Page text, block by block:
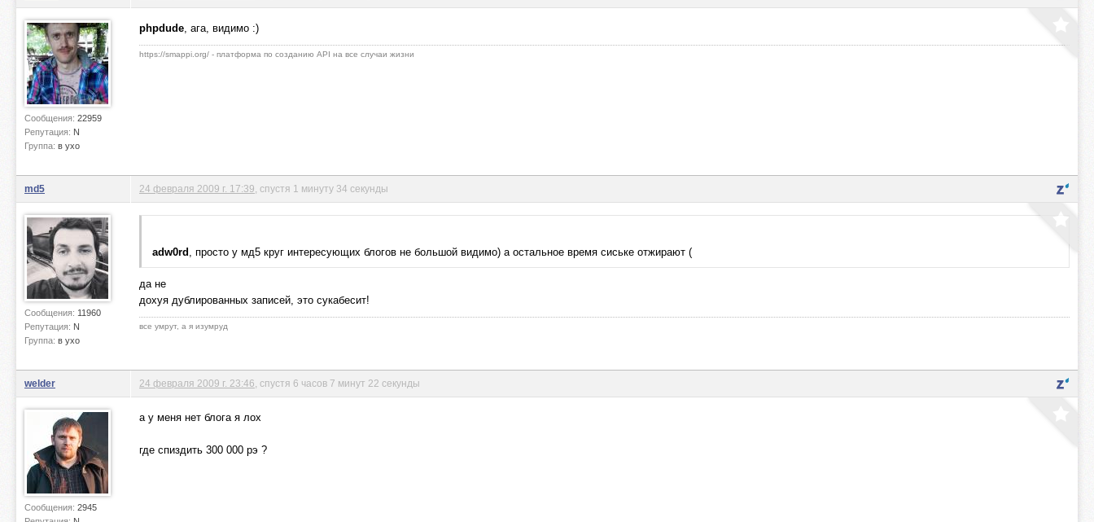
Сообщения: 22959
Репутация: N
Группа: в ухо
phpdude, ага, видимо :)
https://smappi.org/ - платформа по созданию API на все случаи жизни
md5
Сообщения: 11960
Репутация: N
Группа: в ухо
24 февраля 2009 г. 17:39 , спустя 1 минуту 34 секунды
adw0rd , просто у мд5 круг интересующих блогов не большой видимо) а остальное время сиське отжирают (
да не
дохуя дублированных записей, это сукабесит!
все умрут, а я изумруд
welder
Сообщения: 2945
24 февраля 2009 г. 23:46 , спустя 6 часов 7 минут 22 секунды
а у меня нет блога я лох
где спиздить 300 000 рэ ?